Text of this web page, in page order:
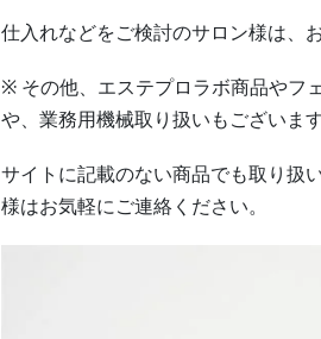
仕入れなどをご検討のサロン様は、
※ その他、エステプロラボ商品やフ
や、業務用機械取り扱いもございます
サイトに記載のない商品でも取り扱
様はお気軽にご連絡ください。